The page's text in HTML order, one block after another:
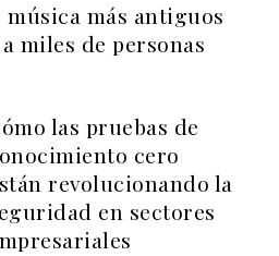
música más antiguos
miles de personas
las pruebas de
cero
revolucionando la
en sectores